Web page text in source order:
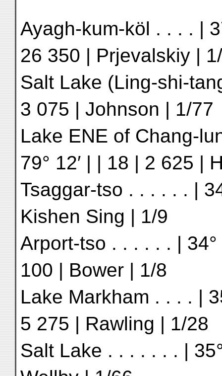
Ayagh-kum-köl . . . . |
26 350 | Prjevalskiy |
Salt Lake (Ling-shi-
3 075 | Johnson | 1/77
Lake ENE of Chang-
79° 12′ | | 18 | 2 625 |
Tsaggar-tso . . . . . . |
Kishen Sing | 1/9
Arport-tso . . . . . . | 34°
100 | Bower | 1/8
Lake Markham . . . . |
5 275 | Rawling | 1/28
Salt Lake . . . . . . . |